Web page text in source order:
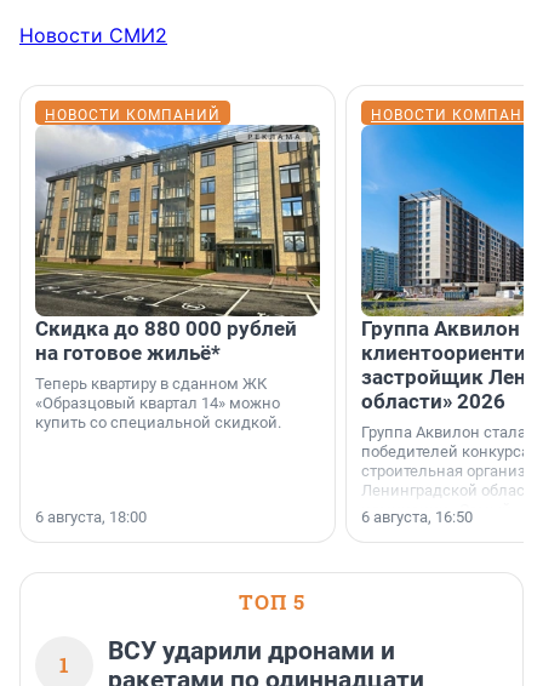
Новости СМИ2
НОВОСТИ КОМПАНИЙ
Скидка до 880 000 рублей
на готовое жильё*
Теперь квартиру в сданном ЖК
«Образцовый квартал 14» можно
купить со специальной скидкой.
6 августа, 18:00
НОВОСТИ
Группа Аквилон
застройщик
области» 2026
Группа Аквилон стала
победителей конкурса
строительная
Ленинградской области
номинации «Самый
застройщик
области».
6 августа, 16:50
ТОП 5
1
ВСУ ударили дронами и
ракетами по одиннадцати